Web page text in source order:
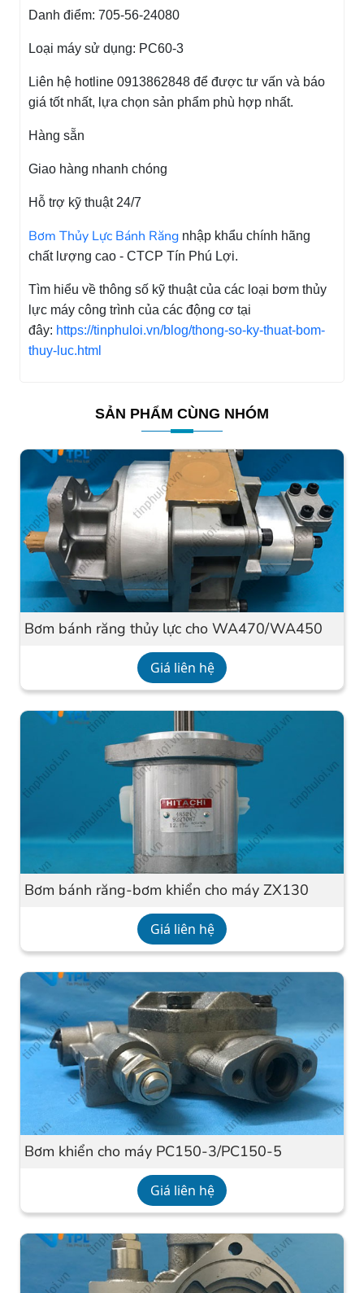
Danh điểm: 705-56-24080
Loại máy sử dụng: PC60-3
Liên hệ hotline 0913862848 để được tư vấn và báo
giá tốt nhất, lựa chọn sản phẩm phù hợp nhất.
Hàng sẵn
Giao hàng nhanh chóng
Hỗ trợ kỹ thuật 24/7
Bơm Thủy Lực Bánh Răng nhập khẩu chính hãng
chất lượng cao - CTCP Tín Phú Lợi.
Tìm hiểu về thông số kỹ thuật của các loại bơm thủy
lực máy công trình của các động cơ tại
đây: https://tinphuloi.vn/blog/thong-so-ky-thuat-bom-
thuy-luc.html
SẢN PHẨM CÙNG NHÓM
Bơm bánh răng thủy lực cho WA470/WA450
Giá liên hệ
Bơm bánh răng-bơm khiển cho máy ZX130
Giá liên hệ
Bơm khiển cho máy PC150-3/PC150-5
Giá liên hệ